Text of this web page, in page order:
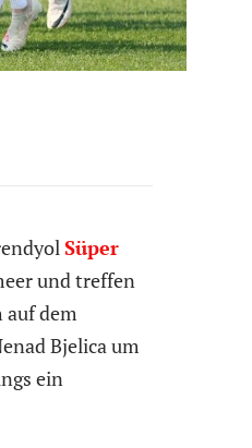
Süper
und treffen
dem
Bjelica um
ein